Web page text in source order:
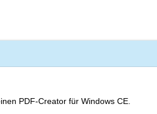
PDF-Creator für Windows CE.